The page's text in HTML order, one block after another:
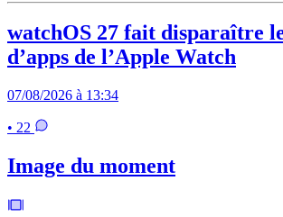
watchOS 27 fait disparaître
d’apps de l’Apple Watch
07/08/2026 à 13:34
• 22
Image du moment